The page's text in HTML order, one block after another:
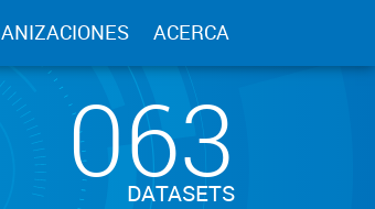
ACERCA
063
DATASETS